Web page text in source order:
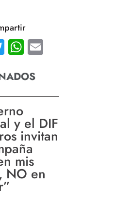
TwitterWhatsApp
y el DIF
invitan
mis
NO en